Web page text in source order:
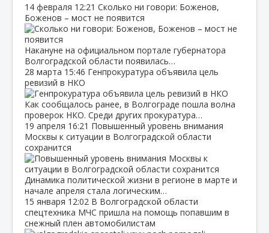
14 февраля 12:21 Сколько ни говори: Боженов,
Боженов – мост не появится
Накануне на официальном портале губернатора
Волгоградской области появилась…
28 марта 15:46 Генпрокуратура объявила цель
ревизий в НКО
Как сообщалось ранее, в Волгограде пошла волна
проверок НКО. Среди других прокуратура…
19 апреля 16:21 Повышенный уровень внимания
Москвы к ситуации в Волгоградской области
сохранится
Динамика политической жизни в регионе в марте и
начале апреля стала логическим…
15 января 12:02 В Волгоградской области
спецтехника МЧС пришла на помощь попавшим в
снежный плен автомобилистам